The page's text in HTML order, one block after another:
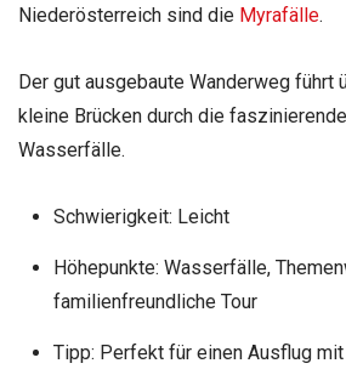
Niederösterreich sind die Myrafälle.
Der gut ausgebaute Wanderweg führt
kleine Brücken durch die
Wasserfälle.
Schwierigkeit: Leicht
Höhepunkte: Wasserfälle,
familienfreundliche Tour
Tipp: Perfekt für einen Ausflug